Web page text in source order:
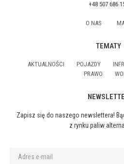
+48 507 686
O NAS
TEMATY
AKTUALNOŚCI POJAZDY
PRAWO
Zapisz się do naszego newslettera!
z rynku paliw